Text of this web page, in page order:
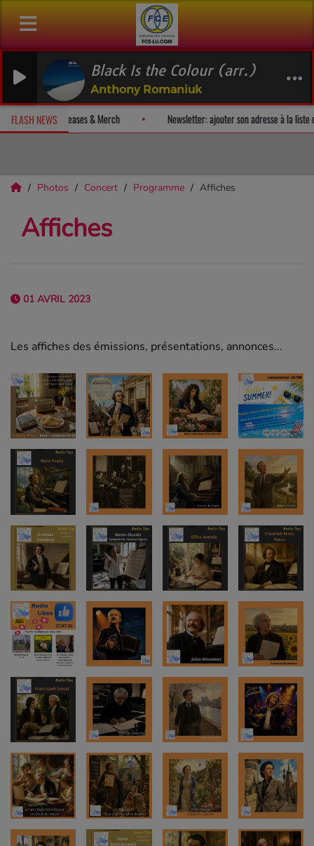
Black Is the Colour (arr.)
Anthony Romaniuk
FLASH NEWS
un album-surprise! Fan Releases & Merch Newsletter:
Photos Concert Programme Affiches
Affiches
01 AVRIL 2023
Les affiches des émissions, présentations, annonces...